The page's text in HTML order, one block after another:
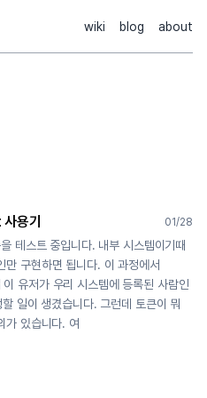
wiki blog about
용기 01/28
테스트 중입니다. 내부 시스템이기때
만 구현하면 됩니다. 이 과정에서
유저가 우리 시스템에 등록된 사람인
일이 생겼습니다. 그런데 토큰이 뭐
가 있습니다. 여